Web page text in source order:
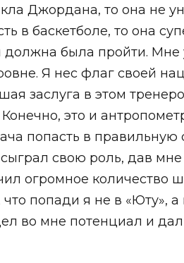
Джордана, то она не
в баскетболе, то она
была пройти. Мне
Я нес флаг своей
заслуга в этом
это и
попасть в правильную
свою роль, дав
огромное количество
попади я не в «Юту», а
во мне потенциал и